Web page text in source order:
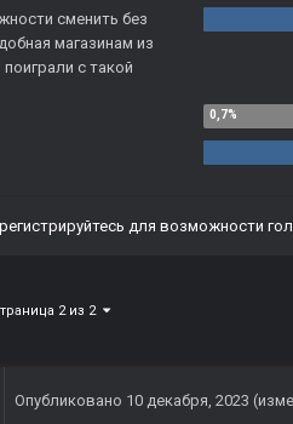
сменить без
магазинам из
с такой
для возможности
2 из 2
Опубликовано 10 декабря, 2023